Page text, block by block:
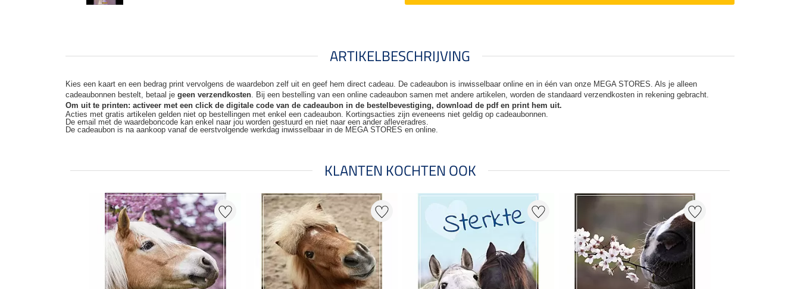
ARTIKELBESCHRIJVING
Kies een kaart en een bedrag print vervolgens de waardebon zelf uit en geef hem direct cadeau. De cadeaubon is inwisselbaar online en in één van onze MEGA STORES. Als je alleen
cadeaubonnen bestelt, betaal je geen verzendkosten. Bij een bestelling van een online cadeaubon samen met andere artikelen, worden de standaard verzendkosten in rekening gebracht.
Om uit te printen: activeer met een click de digitale code van de cadeaubon in de bestelbevestiging, download de pdf en print hem uit.
Acties met gratis artikelen gelden niet op bestellingen met enkel een cadeaubon. Kortingsacties zijn eveneens niet geldig op cadeaubonnen.
De email met de waardeboncode kan enkel naar jou worden gestuurd en niet naar een ander afleveradres.
De cadeaubon is na aankoop vanaf de eerstvolgende werkdag inwisselbaar in de MEGA STORES en online.
KLANTEN KOCHTEN OOK